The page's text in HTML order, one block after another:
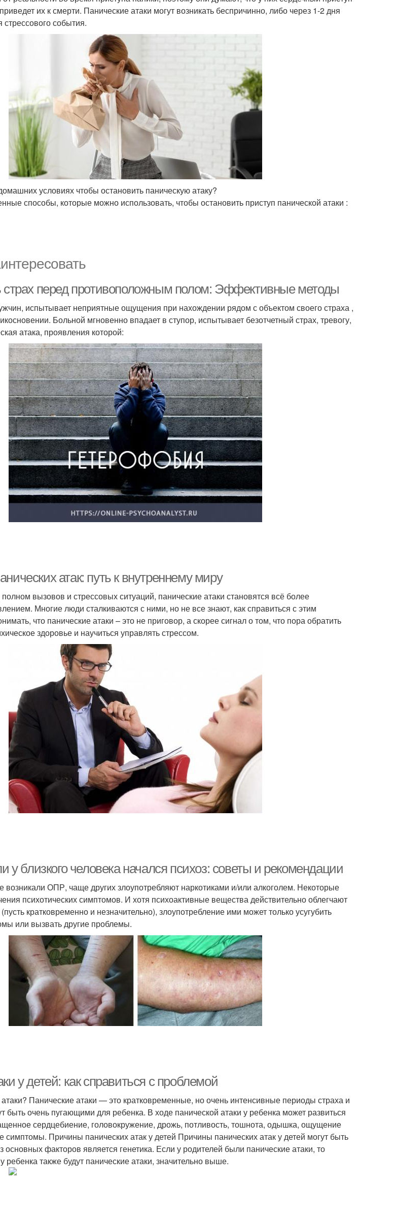
их к смерти. Панические атаки могут возникать беспричинно, либо через 1-2 дня
события.
условиях чтобы остановить паническую атаку?
способы, которые можно использовать, чтобы остановить приступ панической атаки :
страх перед противоположным полом: Эффективные методы
испытывает неприятные ощущения при нахождении рядом с объектом своего страха ,
Больной мгновенно впадает в ступор, испытывает безотчетный страх, тревогу,
атака, проявления которой:
атак: путь к внутреннему миру
вызовов и стрессовых ситуаций, панические атаки становятся всё более
Многие люди сталкиваются с ними, но не все знают, как справиться с этим
что панические атаки – это не приговор, а скорее сигнал о том, что пора обратить
здоровье и научиться управлять стрессом.
у близкого человека начался психоз: советы и рекомендации
возникали ОПР, чаще других злоупотребляют наркотиками и/или алкоголем. Некоторые
психотических симптомов. И хотя психоактивные вещества действительно облегчают
кратковременно и незначительно), злоупотребление ими может только усугубить
или вызвать другие проблемы.
у детей: как справиться с проблемой
атаки? Панические атаки — это кратковременные, но очень интенсивные периоды страха и
быть очень пугающими для ребенка. В ходе панической атаки у ребенка может развиться
сердцебиение, головокружение, дрожь, потливость, тошнота, одышка, ощущение
симптомы. Причины панических атак у детей Причины панических атак у детей могут быть
факторов является генетика. Если у родителей были панические атаки, то
ребенка также будут панические атаки, значительно выше.